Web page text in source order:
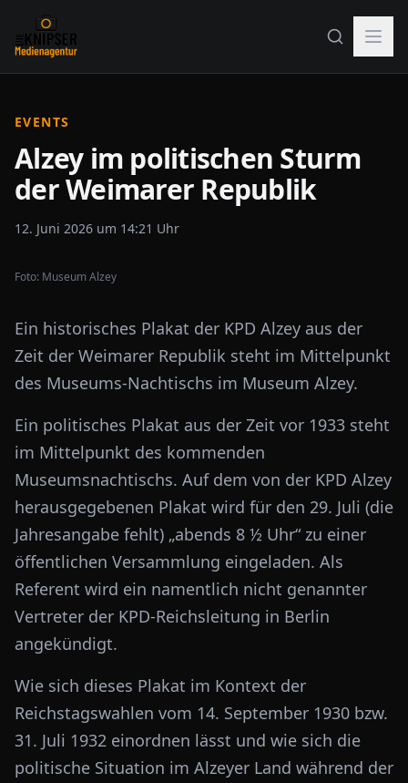
EVENTS
Alzey im politischen Sturm
der Weimarer Republik
12. Juni 2026 um 14:21 Uhr
Foto: Museum Alzey
Ein historisches Plakat der KPD Alzey aus der
Zeit der Weimarer Republik steht im Mittelpunkt
des Museums-Nachtischs im Museum Alzey.
Ein politisches Plakat aus der Zeit vor 1933 steht
im Mittelpunkt des kommenden
Museumsnachtischs. Auf dem von der KPD Alzey
herausgegebenen Plakat wird für den 29. Juli (die
Jahresangabe fehlt) „abends 8 ½ Uhr“ zu einer
öffentlichen Versammlung eingeladen. Als
Referent wird ein namentlich nicht genannter
Vertreter der KPD-Reichsleitung in Berlin
angekündigt.
Wie sich dieses Plakat im Kontext der
Reichstagswahlen vom 14. September 1930 bzw.
31. Juli 1932 einordnen lässt und wie sich die
politische Situation im Alzeyer Land während der